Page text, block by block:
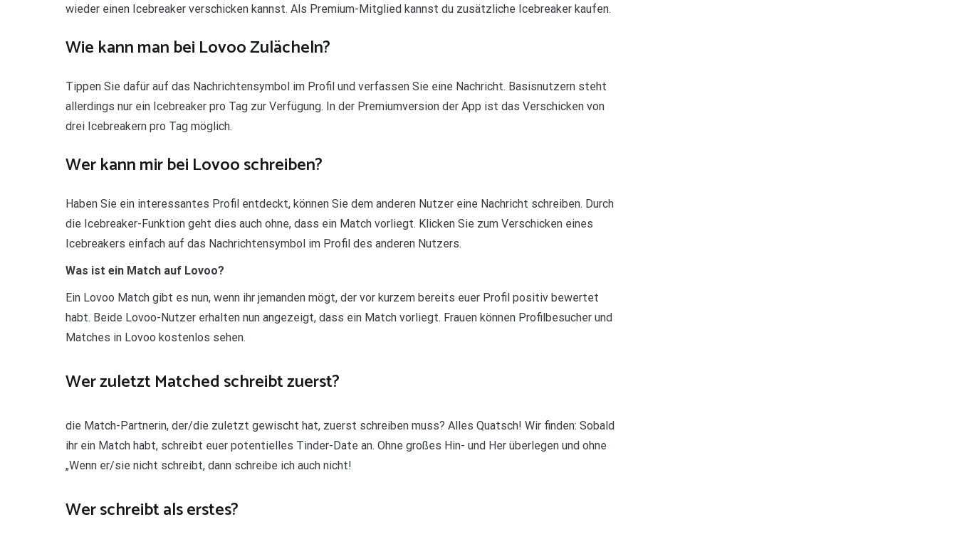
wieder einen Icebreaker verschicken kannst. Als Premium-Mitglied kannst du zusätzliche Icebreaker kaufen.
Wie kann man bei Lovoo Zulächeln?
Tippen Sie dafür auf das Nachrichtensymbol im Profil und verfassen Sie eine Nachricht. Basisnutzern steht
allerdings nur ein Icebreaker pro Tag zur Verfügung. In der Premiumversion der App ist das Verschicken von
drei Icebreakern pro Tag möglich.
Wer kann mir bei Lovoo schreiben?
Haben Sie ein interessantes Profil entdeckt, können Sie dem anderen Nutzer eine Nachricht schreiben. Durch
die Icebreaker-Funktion geht dies auch ohne, dass ein Match vorliegt. Klicken Sie zum Verschicken eines
Icebreakers einfach auf das Nachrichtensymbol im Profil des anderen Nutzers.
Was ist ein Match auf Lovoo?
Ein Lovoo Match gibt es nun, wenn ihr jemanden mögt, der vor kurzem bereits euer Profil positiv bewertet
habt. Beide Lovoo-Nutzer erhalten nun angezeigt, dass ein Match vorliegt. Frauen können Profilbesucher und
Matches in Lovoo kostenlos sehen.
Wer zuletzt Matched schreibt zuerst?
die Match-Partnerin, der/die zuletzt gewischt hat, zuerst schreiben muss? Alles Quatsch! Wir finden: Sobald
ihr ein Match habt, schreibt euer potentielles Tinder-Date an. Ohne großes Hin- und Her überlegen und ohne
„Wenn er/sie nicht schreibt, dann schreibe ich auch nicht!
Wer schreibt als erstes?